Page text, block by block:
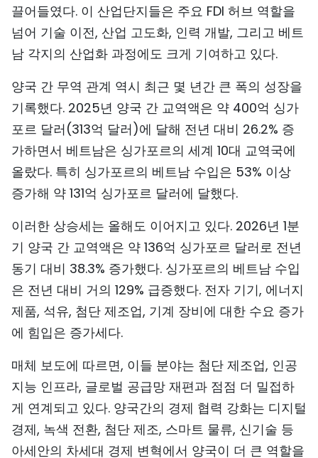
끌어들였다. 이 산업단지들은 주요 FDI 허브 역할을
넘어 기술 이전, 산업 고도화, 인력 개발, 그리고 베트
남 각지의 산업화 과정에도 크게 기여하고 있다.
양국 간 무역 관계 역시 최근 몇 년간 큰 폭의 성장을
기록했다. 2025년 양국 간 교역액은 약 400억 싱가
포르 달러(313억 달러)에 달해 전년 대비 26.2% 증
가하면서 베트남은 싱가포르의 세계 10대 교역국에
올랐다. 특히 싱가포르의 베트남 수입은 53% 이상
증가해 약 131억 싱가포르 달러에 달했다.
이러한 상승세는 올해도 이어지고 있다. 2026년 1분
기 양국 간 교역액은 약 136억 싱가포르 달러로 전년
동기 대비 38.3% 증가했다. 싱가포르의 베트남 수입
은 전년 대비 거의 129% 급증했다. 전자 기기, 에너지
제품, 석유, 첨단 제조업, 기계 장비에 대한 수요 증가
에 힘입은 증가세다.
매체 보도에 따르면, 이들 분야는 첨단 제조업, 인공
지능 인프라, 글로벌 공급망 재편과 점점 더 밀접하
게 연계되고 있다. 양국간의 경제 협력 강화는 디지털
경제, 녹색 전환, 첨단 제조, 스마트 물류, 신기술 등
아세안의 차세대 경제 변혁에서 양국이 더 큰 역할을